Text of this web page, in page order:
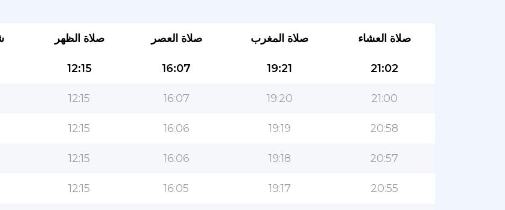
صلاة الظهر صلاة العصر صلاة المغرب صلاة العشاء
12:15 16:07 19:21 21:02
12:15 16:07 19:20 21:00
12:15 16:06 19:19 20:58
12:15 16:06 19:18 20:57
12:15 16:05 19:17 20:55
التطبيق الأكثر شعبية للمسلمين!
التطبيق الإسلامي الشهير لنمط الحياة ، مع